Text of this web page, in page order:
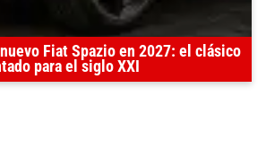
Fiat Spazio en 2027: el clásico
para el siglo XXI